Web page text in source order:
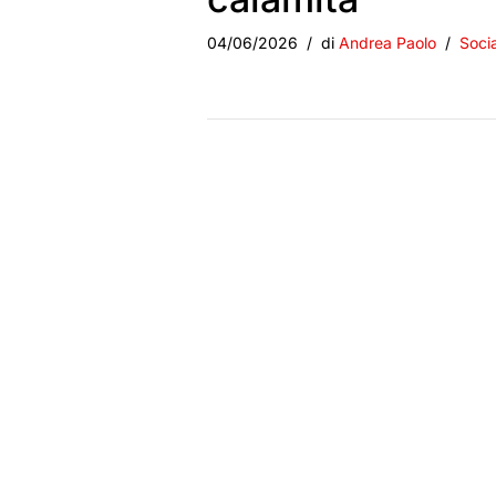
04/06/2026 di Andrea Paolo